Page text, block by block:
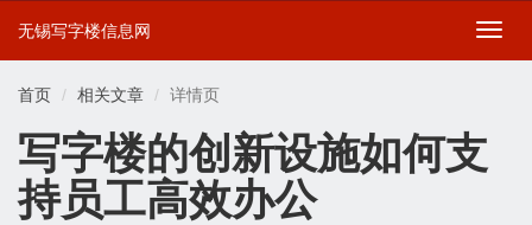
切
无锡写字楼信息网
首页 相关文章 详情页
写字楼的创新设施如何支
持员工高效办公